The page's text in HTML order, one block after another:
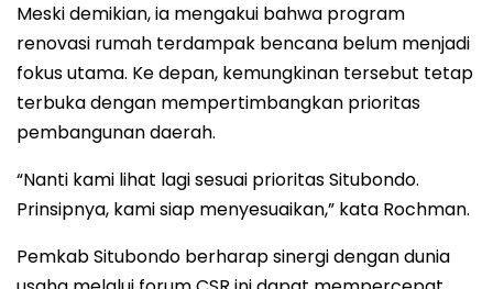
Meski demikian, ia mengakui bahwa program
renovasi rumah terdampak bencana belum menjadi
fokus utama. Ke depan, kemungkinan tersebut tetap
terbuka dengan mempertimbangkan prioritas
pembangunan daerah.
“Nanti kami lihat lagi sesuai prioritas Situbondo.
Prinsipnya, kami siap menyesuaikan,” kata Rochman.
Pemkab Situbondo berharap sinergi dengan dunia